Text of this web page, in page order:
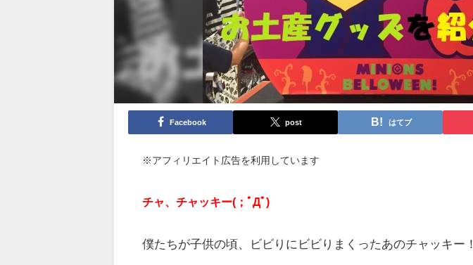
Facebook post はてブ
※アフィリエイト広告を利用しています
チャ、チャッキー(；ﾟДﾟ)
僕たちが子供の頃、ビビりにビビりまくったあのチャッキー！